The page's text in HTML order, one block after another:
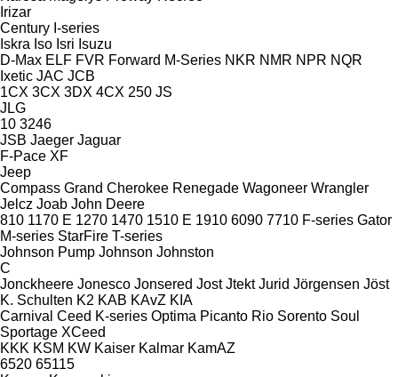
Irizar
Century I-series
Iskra Iso Isri Isuzu
D-Max ELF FVR Forward M-Series NKR NMR NPR NQR
Ixetic JAC JCB
1CX 3CX 3DX 4CX 250 JS
JLG
10 3246
JSB Jaeger Jaguar
F-Pace XF
Jeep
Compass Grand Cherokee Renegade Wagoneer Wrangler
Jelcz Joab John Deere
810 1170 E 1270 1470 1510 E 1910 6090 7710 F-series Gator
M-series StarFire T-series
Johnson Pump Johnson Johnston
C
Jonckheere Jonesco Jonsered Jost Jtekt Jurid Jörgensen Jöst
K. Schulten K2 KAB KAvZ KIA
Carnival Ceed K-series Optima Picanto Rio Sorento Soul
Sportage XCeed
KKK KSM KW Kaiser Kalmar KamAZ
6520 65115